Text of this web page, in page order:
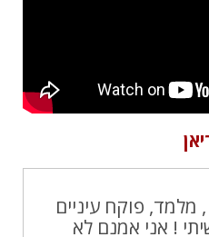
פוקח עיניים
! אני אמנם לא